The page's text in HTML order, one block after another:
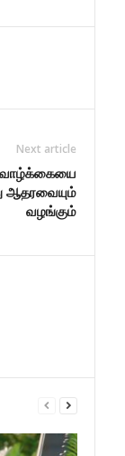
Next article
வாழ்க்கையை
ஆதரவையும்
வழங்கும்